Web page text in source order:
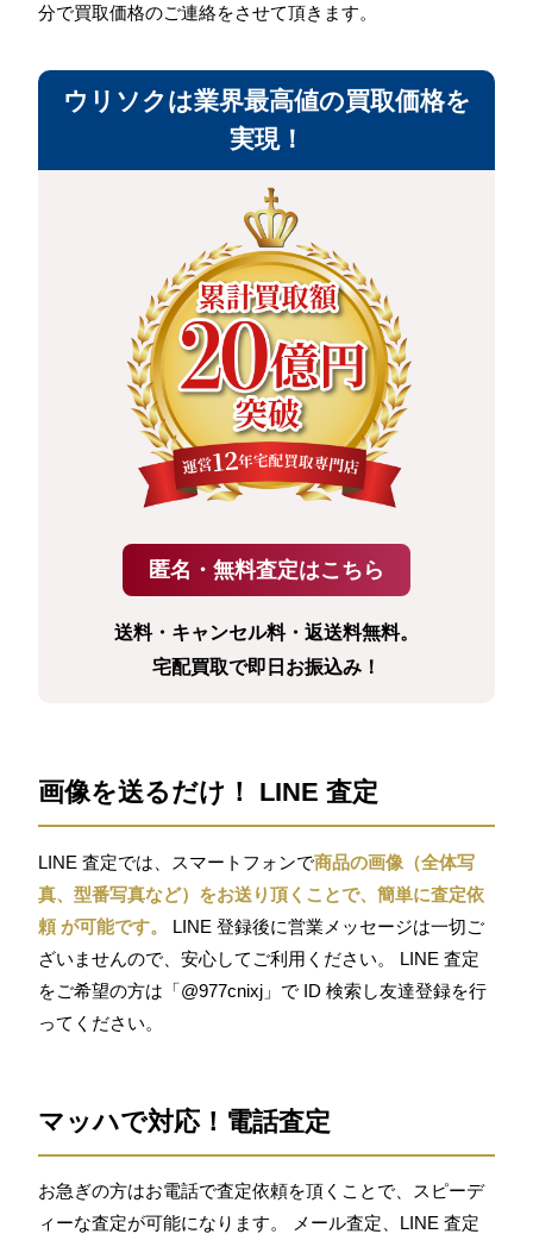
分で買取価格のご連絡をさせて頂きます。
ウリソクは業界最高値の買取価格を
実現！
送料・キャンセル料・返送料無料。
宅配買取で即日お振込み！
画像を送るだけ！ LINE 査定
LINE 査定では、スマートフォンで商品の画像（全体写
真、型番写真など）をお送り頂くことで、簡単に査定依
頼 が可能です。
LINE 登録後に営業メッセージは一切ご
ざいませんので、安心してご利用ください。 LINE 査定
をご希望の方は「@977cnixj」で ID 検索し友達登録を行
ってください。
マッハで対応！電話査定
お急ぎの方はお電話で査定依頼を頂くことで、スピーデ
ィーな査定が可能になります。 メール査定、LINE 査定